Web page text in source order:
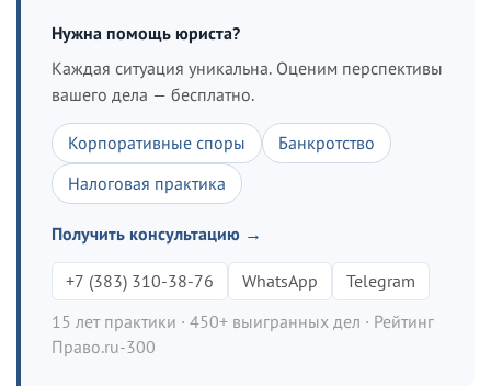
Нужна помощь юриста?
Каждая ситуация уникальна. Оценим перспективы
вашего дела — бесплатно.
Корпоративные споры
Банкротство
Налоговая практика
Получить консультацию →
+7 (383) 310-38-76 WhatsApp
Telegram
15 лет практики · 450+ выигранных дел · Рейтинг
Право.ru-300